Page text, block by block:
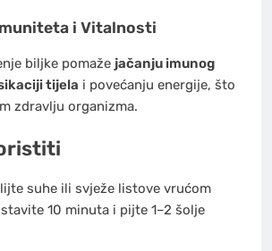
i Vitalnosti
biljke pomaže jačanju imunog
tijela i povećanju energije, što
zdravlju organizma.
suhe ili svježe listove vrućom
10 minuta i pijte 1–2 šolje